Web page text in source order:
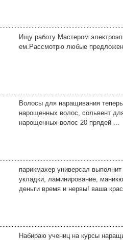
Ищу работу Мастером
ем.Рассмотрю любые
Волосы для наращивания
нарощенных волос, сольвент
нарощенных волос 20 прядей ...
парикмахер универсал
укладки, ламинирование,
деньги время и нервы! ваша
Набираю учениц на курсы